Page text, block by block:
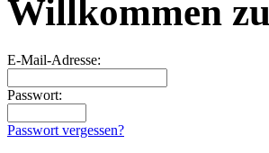
Willkommen
E-Mail-Adresse:
Passwort:
Passwort vergessen?